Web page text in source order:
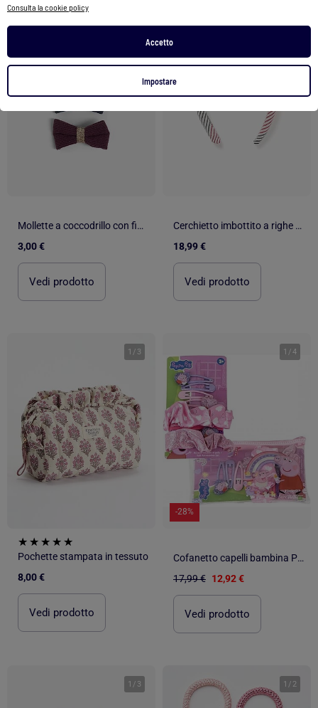
Consulta la cookie policy
Accetto
Impostare
Mollette a coccodrillo con fiocco
3,00 €
Vedi prodotto
Cerchietto imbottito a righe You&Me
18,99 €
Vedi prodotto
1 / 3
Pochette stampata in tessuto
8,00 €
Vedi prodotto
1 /4
-28%
Cofanetto capelli bambina Peppa Pig con trousse: mollette, elastici, elastici
17,99 € 12,92 €
Vedi prodotto
1 / 3 1 / 2